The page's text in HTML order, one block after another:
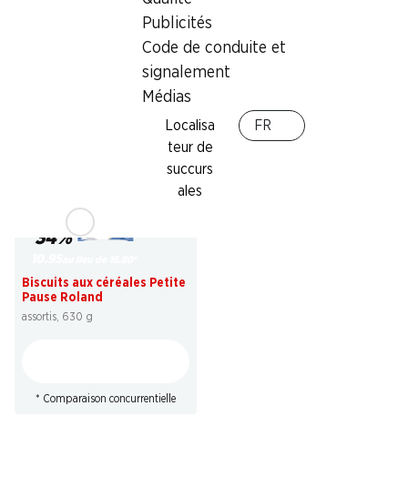
Publicités
Code de conduite et
signalement
Médias
Localisa
teur de
succurs
ales
FR
Pain du soir IP-SUISSE
bons et rabais spéciaux.
34%
Biscuits aux céréales Petite
Pause Roland
assortis, 630 g
* Comparaison concurrentielle